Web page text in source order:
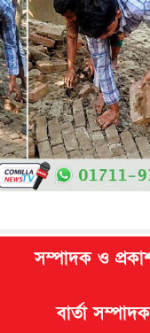
সম্পাদক ও
বার্তা